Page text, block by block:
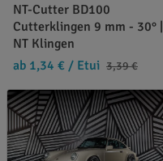
NT-Cutter BD100
Cutterklingen 9 mm - 30° |
NT Klingen
ab 1,34 € / Etui 3,39 €